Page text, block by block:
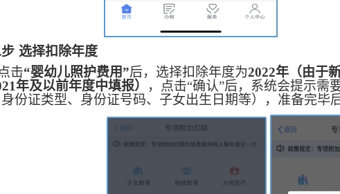
选择扣除年度
击“婴幼儿照护费用”后，选择扣除年度为2022年（由于
年及以前年度中填报）
，点击“确认”后，系统会提示需
份证类型、身份证号码、子女出生日期等），准备完毕后